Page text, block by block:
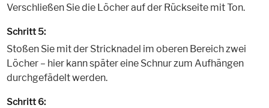
Verschließen Sie die Löcher auf der Rückseite mit Ton.
Schritt 5:
Stoßen Sie mit der Stricknadel im oberen Bereich zwei
Löcher – hier kann später eine Schnur zum Aufhängen
durchgefädelt werden.
Schritt 6: